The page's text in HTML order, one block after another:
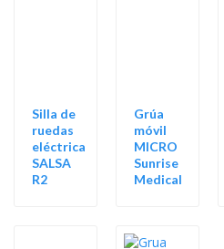
Silla de
ruedas
eléctrica
SALSA
R2
Grúa
móvil
MICRO
Sunrise
Medical